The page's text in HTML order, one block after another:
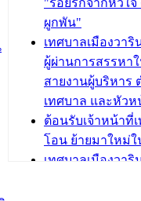
ระยะสั้น ประจำปี
ถักทอผลิตภัณฑ์จ
บทความ อื่นๆ ...
ผูกพัน"
เทศบาลเมืองวา
ผู้ผ่านการสรรหา
สายงานผู้บริหาร
เทศบาล และหัว
ต้อนรับเจ้าหน้าที่
โอน ย้ายมาใหม่ใ
เทศบาลเมืองวา
ต้อนรับพนักงาน